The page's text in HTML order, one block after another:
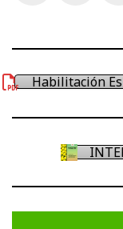
Habilitación